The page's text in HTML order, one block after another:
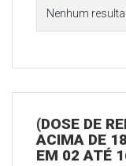
Nenhum
(DOSE DE
ACIMA DE
EM 02 ATÉ